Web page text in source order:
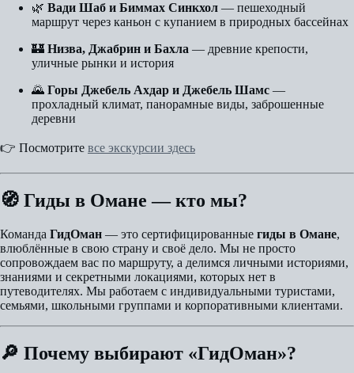
🌿 Вади Шаб и Биммах Синкхол — пешеходный
маршрут через каньон с купанием в природных бассейнах
🏰 Низва, Джабрин и Бахла — древние крепости,
уличные рынки и история
🌄 Горы Джебель Ахдар и Джебель Шамс —
прохладный климат, панорамные виды, заброшенные
деревни
👉 Посмотрите все экскурсии здесь
🧭 Гиды в Омане — кто мы?
Команда ГидОман — это сертифицированные гиды в Омане,
влюблённые в свою страну и своё дело. Мы не просто
сопровождаем вас по маршруту, а делимся личными историями,
знаниями и секретными локациями, которых нет в
путеводителях. Мы работаем с индивидуальными туристами,
семьями, школьными группами и корпоративными клиентами.
🔎 Почему выбирают «ГидОман»?